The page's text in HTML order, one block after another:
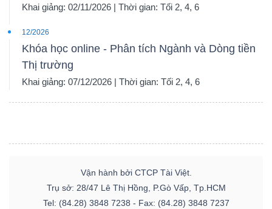
Khai giảng: 02/11/2026 | Thời gian: Tối 2, 4, 6
12/2026
Khóa học online - Phân tích Ngành và Dòng tiền
Thị trường
Khai giảng: 07/12/2026 | Thời gian: Tối 2, 4, 6
Vận hành bởi CTCP Tài Việt.
Trụ sở: 28/47 Lê Thị Hồng, P.Gò Vấp, Tp.HCM
Tel: (84.28) 3848 7238 - Fax: (84.28) 3848 7237